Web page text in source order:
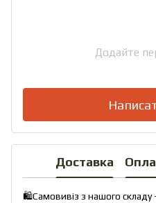
Додайте
Доставка
🛍️Самовивіз з нашого